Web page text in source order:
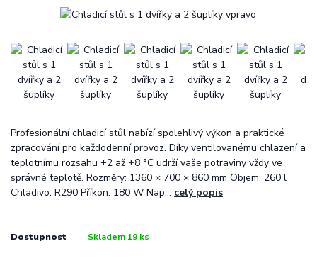
Profesionální chladicí stůl nabízí spolehlivý výkon a praktické
zpracování pro každodenní provoz. Díky ventilovanému chlazení a
teplotnímu rozsahu +2 až +8 °C udrží vaše potraviny vždy ve
správné teplotě. Rozměry: 1360 × 700 × 860 mm Objem: 260 l
Chladivo: R290 Příkon: 180 W Nap... celý popis
Dostupnost Skladem 19 ks